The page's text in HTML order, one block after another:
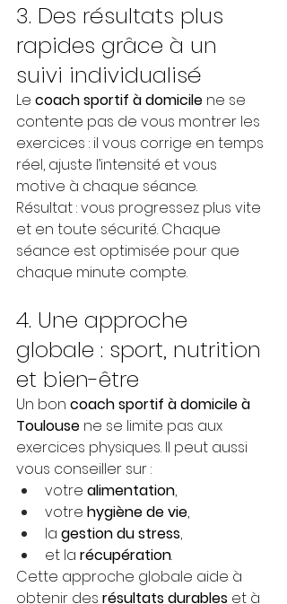
3. Des résultats plus
rapides grâce à un
suivi individualisé
Le coach sportif à domicile ne se
contente pas de vous montrer les
exercices : il vous corrige en temps
réel, ajuste l’intensité et vous
motive à chaque séance.
Résultat : vous progressez plus vite
et en toute sécurité. Chaque
séance est optimisée pour que
chaque minute compte.
4. Une approche
globale : sport, nutrition
et bien-être
Un bon coach sportif à domicile à
Toulouse ne se limite pas aux
exercices physiques. Il peut aussi
vous conseiller sur :
votre alimentation,
votre hygiène de vie,
la gestion du stress,
et la récupération.
Cette approche globale aide à
obtenir des résultats durables et à